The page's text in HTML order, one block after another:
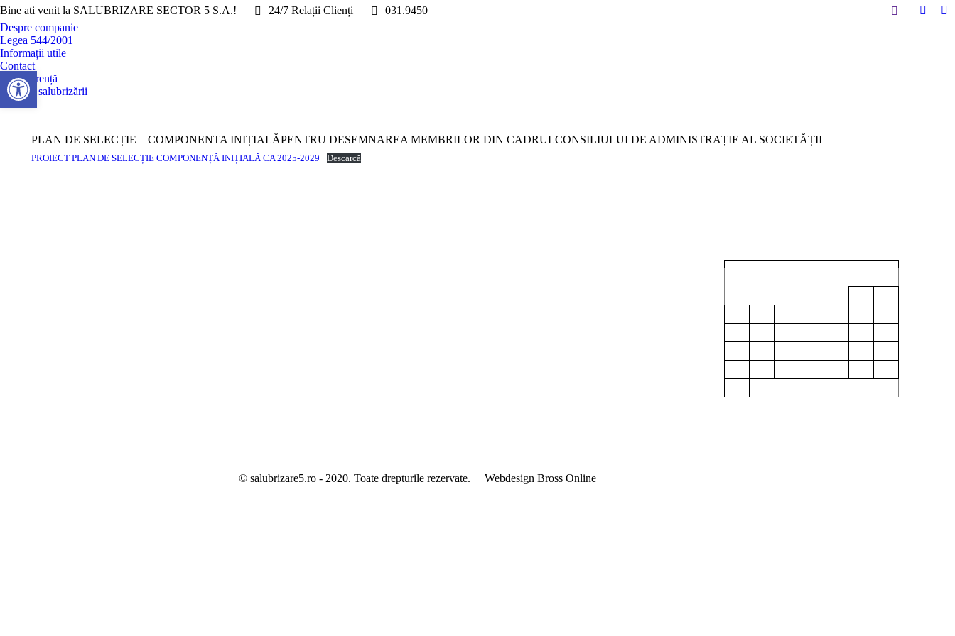
Bine ati venit la SALUBRIZARE SECTOR 5 S.A.! 24/7 Relații Clienți
031.9450
Despre companie
Legea 544/2001
Informații utile
Contact
Transparență
Cronica salubrizării
PLAN DE SELECȚIE – COMPONENTA INIȚIALĂPENTRU DESEMNAREA MEMBRILOR DIN CADRULCONSILIULUI DE ADMINISTRAȚIE AL SOCIETĂȚII
PROIECT PLAN DE SELECȚIE COMPONENȚĂ INIȚIALĂ CA 2025-2029 Descarcă
© salubrizare5.ro - 2020. Toate drepturile rezervate. Webdesign Bross Online
Deschide bara de unelte